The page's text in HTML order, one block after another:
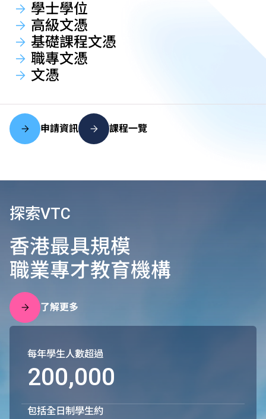
學士學位
高級文憑
基礎課程文憑
職專文憑
文憑
申請資訊 課程一覽
探索VTC
香港最具規模
職業專才教育機構
了解更多
每年學生人數超過
200,000
包括全日制學生約